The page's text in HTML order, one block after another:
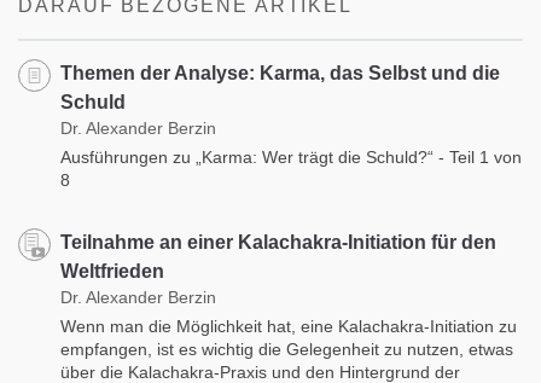
DARAUF BEZOGENE ARTIKEL
Themen der Analyse: Karma, das Selbst und die
Schuld
Dr. Alexander Berzin
Ausführungen zu „Karma: Wer trägt die Schuld?“ - Teil 1 von
8
Teilnahme an einer Kalachakra-Initiation für den
Weltfrieden
Dr. Alexander Berzin
Wenn man die Möglichkeit hat, eine Kalachakra-Initiation zu
empfangen, ist es wichtig die Gelegenheit zu nutzen, etwas
über die Kalachakra-Praxis und den Hintergrund der